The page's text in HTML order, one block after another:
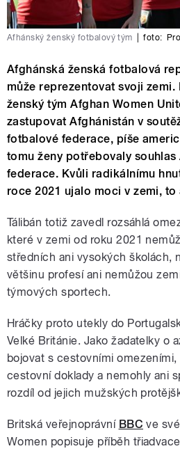
Afhánský ženský fotbalový tým foto:
Afghánská ženská fotbalová
může reprezentovat svoji zemi.
ženský tým Afghan Women
zastupovat Afghánistán v
fotbalové federace, píše
tomu ženy potřebovaly
federace. Kvůli radikálnímu
roce 2021 ujalo moci v zemi, to
Tálibán totiž zavedl rozsáhlá
které v zemi od roku 2021
středních ani vysokých školách,
většinu profesí ani nemůžou
týmových sportech.
Hráčky proto utekly do
Velké Británie. Jako žadatelky o
bojovat s cestovními
cestovní doklady a nemohly ani
rozdíl od jejich mužských
Britská veřejnoprávní BBC ve
Women popisuje příběh